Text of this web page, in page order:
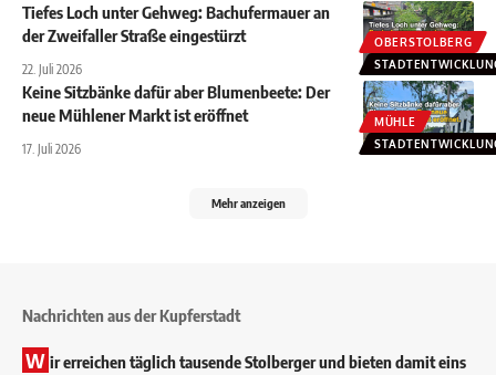
OBERSTOLBERG
Tiefes Loch unter Gehweg: Bachufermauer an
der Zweifaller Straße eingestürzt
22. Juli 2026
MÜHLE
Keine Sitzbänke dafür aber Blumenbeete: Der
neue Mühlener Markt ist eröffnet
17. Juli 2026
Mehr anzeigen
Nachrichten aus der Kupferstadt
W ir erreichen täglich tausende Stolberger und bieten damit eins